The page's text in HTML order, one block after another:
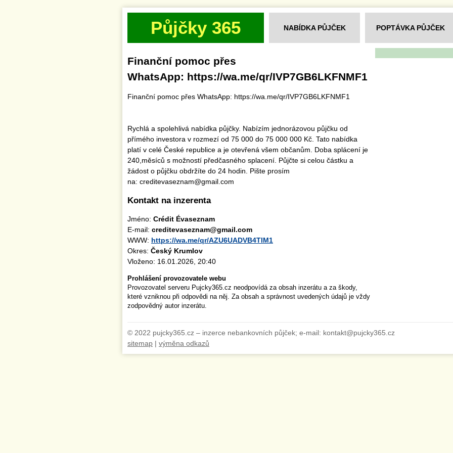
Půjčky 365 NABÍDKA PŮJČEK POPTÁVKA PŮJČEK
Finanční pomoc přes
WhatsApp: https://wa.me/qr/IVP7GB6LKFNMF1
Finanční pomoc přes WhatsApp: https://wa.me/qr/IVP7GB6LKFNMF1
Rychlá a spolehlivá nabídka půjčky. Nabízím jednorázovou půjčku od
přímého investora v rozmezí od 75 000 do 75 000 000 Kč. Tato nabídka
platí v celé České republice a je otevřená všem občanům. Doba splácení je
240,měsíců s možností předčasného splacení. Půjčte si celou částku a
žádost o půjčku obdržíte do 24 hodin. Pište prosím
na: creditevaseznam@gmail.com
Kontakt na inzerenta
Jméno: Crédit Évaseznam
E-mail: creditevaseznam@gmail.com
WWW: https://wa.me/qr/AZU6UADVB4TIM1
Okres: Český Krumlov
Vloženo: 16.01.2026, 20:40
Prohlášení provozovatele webu
Provozovatel serveru Pujcky365.cz neodpovídá za obsah inzerátu a za škody,
které vzniknou při odpovědi na něj. Za obsah a správnost uvedených údajů je vždy
zodpovědný autor inzerátu.
© 2022 pujcky365.cz – inzerce nebankovních půjček; e-mail: kontakt@pujcky365.cz
sitemap | výměna odkazů